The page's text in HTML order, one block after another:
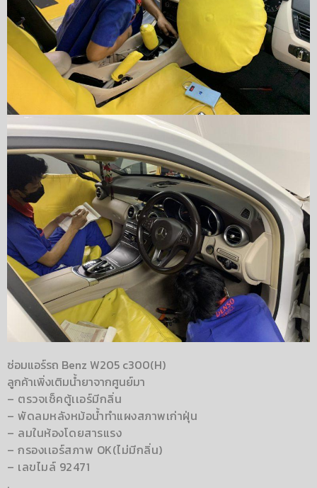
ซ่อมแอร์รถ Benz W205 c300(H)
ลูกค้าเพิ่งเติมน้ำยาจากศูนย์มา
– ตรวจเช็คตู้เเอร์มีกลิ่น
– พัดลมหลังหม้อน้ำทำแผงสภาพเก่าฝุ่น
– ลมในห้องโดยสารแรง
– กรองเเอร์สภาพ OK(ไม่มีกลิ่น)
– เลขไมล์ 92471
.